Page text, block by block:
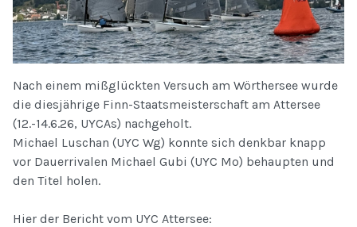
Nach einem mißglückten Versuch am Wörthersee wurde
die diesjährige Finn-Staatsmeisterschaft am Attersee
(12.-14.6.26, UYCAs) nachgeholt.
Michael Luschan (UYC Wg) konnte sich denkbar knapp
vor Dauerrivalen Michael Gubi (UYC Mo) behaupten und
den Titel holen.
Hier der Bericht vom UYC Attersee: